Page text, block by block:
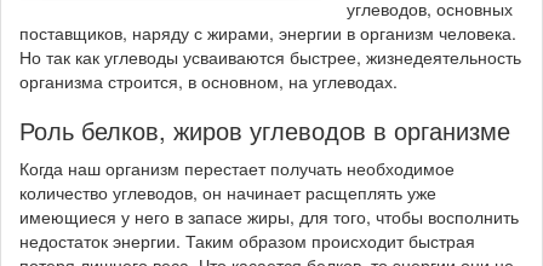
углеводов, основных
поставщиков, наряду с жирами, энергии в организм человека.
Но так как углеводы усваиваются быстрее, жизнедеятельность
организма строится, в основном, на углеводах.
Роль белков, жиров углеводов в организме
Когда наш организм перестает получать необходимое
количество углеводов, он начинает расщеплять уже
имеющиеся у него в запасе жиры, для того, чтобы восполнить
недостаток энергии. Таким образом происходит быстрая